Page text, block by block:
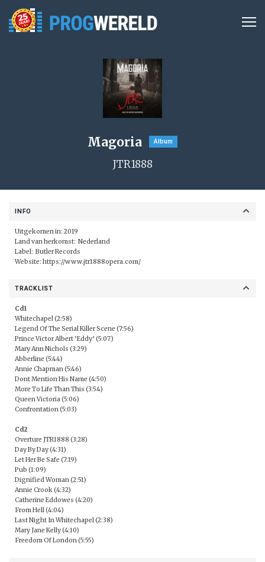
Magoria Album
JTR1888
INFO
Uitgekomen in: 2019
Land van herkomst: Nederland
Label: Butler Records
Website: https://www.jtr1888opera.com/
TRACKLIST
Cd1
Whitechapel (2:58)
Legend Of The Serial Killer Scene (7:56)
Prince Victor Albert ‘Eddy’ (5:07)
Mary Ann Nichols (3:29)
Abberline (5:44)
Annie Chapman (5:46)
Dont Mention His Name (4:50)
More To Life Than This (3:54)
Queen Victoria (5:06)
Confrontation (5:03)
Cd2
Overture JTR1888 (3:28)
Day By Day (4:31)
Let Her Be Safe (7:19)
Pub (1:09)
Dignified Woman (2:51)
Annie Crook (4:32)
Catherine Eddowes (4:20)
From Hell (4:04)
Last Night In Whitechapel (2:38)
Mary Jane Kelly (4:10)
Freedom Of London (5:55)